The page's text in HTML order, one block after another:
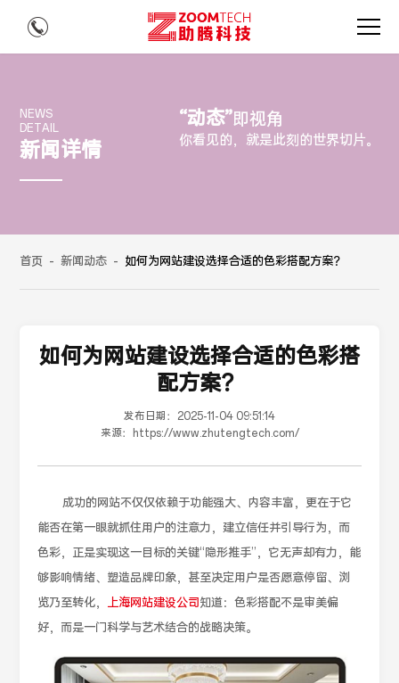
NEWS
DETAIL
新闻详情
“动态”即视角
你看见的，就是此刻的世界切片。
首页 - 新闻动态 - 如何为网站建设选择合适的色彩搭配方案？
如何为网站建设选择合适的色彩搭
配方案？
发布日期： 2025-11-04 09:51:14
来源：
https://www.zhutengtech.com/
成功的网站不仅仅依赖于功能强大、内容丰富，更在于它
能否在第一眼就抓住用户的注意力，建立信任并引导行为，而
色彩，正是实现这一目标的关键“隐形推手”，它无声却有力，能
够影响情绪、塑造品牌印象，甚至决定用户是否愿意停留、浏
览乃至转化， 上海网站建设公司知道：色彩搭配不是审美偏
好，而是一门科学与艺术结合的战略决策。